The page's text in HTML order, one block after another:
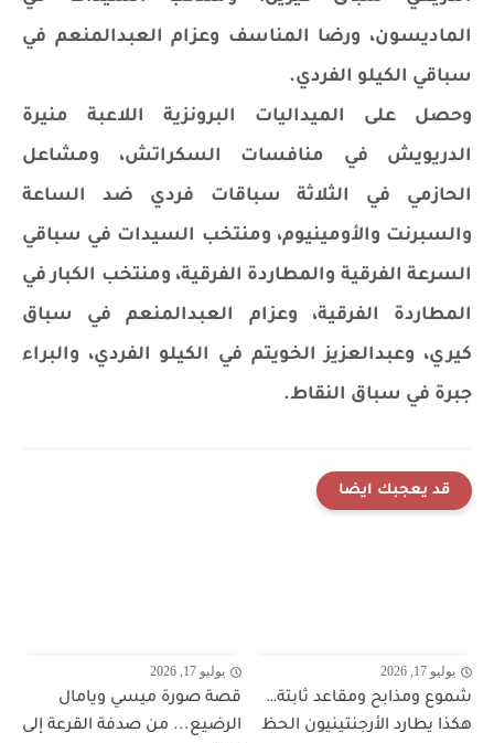
الماديسون، ورضا المناسف وعزام العبدالمنعم في
سباقي الكيلو الفردي.
وحصل على الميداليات البرونزية اللاعبة منيرة
الدريويش في منافسات السكراتش، ومشاعل
الحازمي في الثلاثة سباقات فردي ضد الساعة
والسبرنت والأومينيوم، ومنتخب السيدات في سباقي
السرعة الفرقية والمطاردة الفرقية، ومنتخب الكبار في
المطاردة الفرقية، وعزام العبدالمنعم في سباق
كيري، وعبدالعزيز الخويتم في الكيلو الفردي، والبراء
جبرة في سباق النقاط.
قد يعجبك ايضا
يوليو 17, 2026
شموع ومذابح ومقاعد ثابتة…
هكذا يطارد الأرجنتينيون الحظ
يوليو 17, 2026
قصة صورة ميسي ويامال
الرضيع... من صدفة القرعة إلى